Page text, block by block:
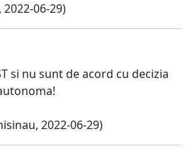
06-29)
si nu sunt de acord cu decizia
2022-06-29)